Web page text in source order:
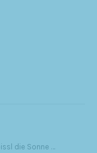
die Sonne …